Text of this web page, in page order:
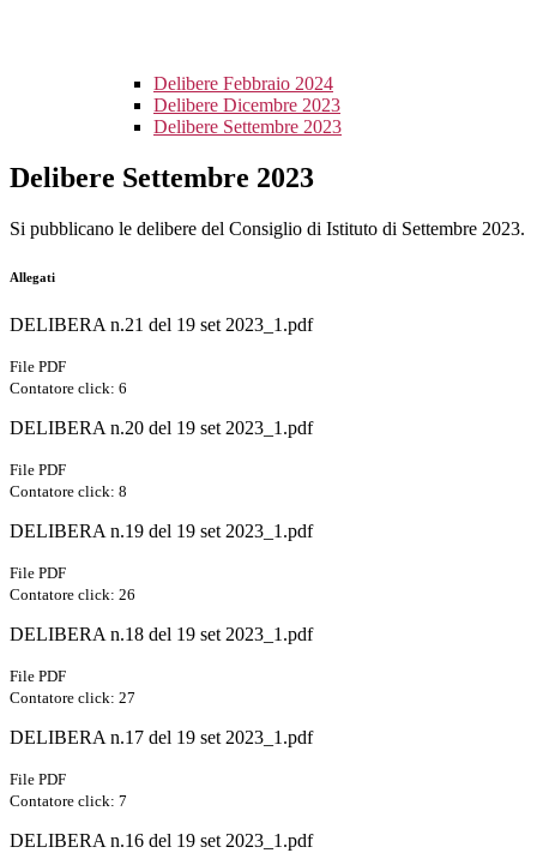
Delibere Febbraio 2024
Delibere Dicembre 2023
Delibere Settembre 2023
Delibere Settembre 2023
Si pubblicano le delibere del Consiglio di Istituto di Settembre 2023.
Allegati
DELIBERA n.21 del 19 set 2023_1.pdf
File PDF
Contatore click: 6
DELIBERA n.20 del 19 set 2023_1.pdf
File PDF
Contatore click: 8
DELIBERA n.19 del 19 set 2023_1.pdf
File PDF
Contatore click: 26
DELIBERA n.18 del 19 set 2023_1.pdf
File PDF
Contatore click: 27
DELIBERA n.17 del 19 set 2023_1.pdf
File PDF
Contatore click: 7
DELIBERA n.16 del 19 set 2023_1.pdf